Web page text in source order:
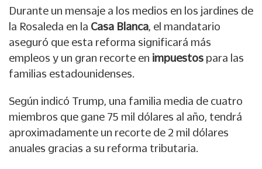
Durante un mensaje a los medios en los jardines de
la Rosaleda en la Casa Blanca, el mandatario
aseguró que esta reforma significará más
empleos y un gran recorte en impuestos para las
familias estadounidenses.
Según indicó Trump, una familia media de cuatro
miembros que gane 75 mil dólares al año, tendrá
aproximadamente un recorte de 2 mil dólares
anuales gracias a su reforma tributaria.